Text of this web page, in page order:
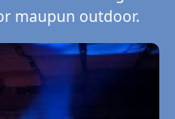
maupun outdoor.